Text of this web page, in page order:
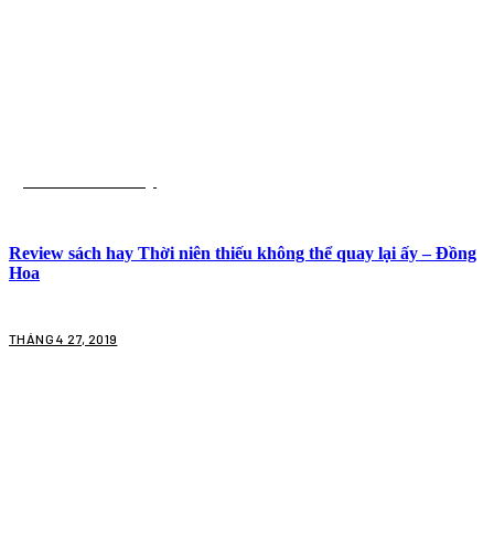
Review sách hay Thời niên thiếu không thể quay lại ấy – Đồng
Hoa
THÁNG 4 27, 2019